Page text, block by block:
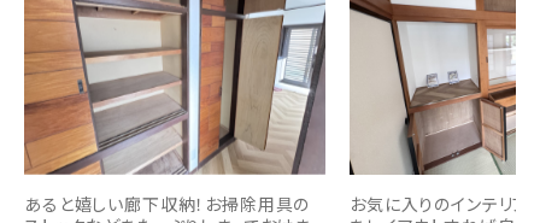
あると嬉しい廊下収納！お掃除用具の
お気に入りのインテリア